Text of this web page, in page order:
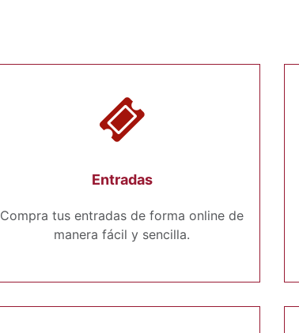
Entradas
Compra tus entradas de forma online de
manera fácil y sencilla.